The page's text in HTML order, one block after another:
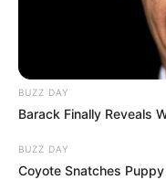
BUZZ DAY
Barack Finally Reveals
BUZZ DAY
Coyote Snatches